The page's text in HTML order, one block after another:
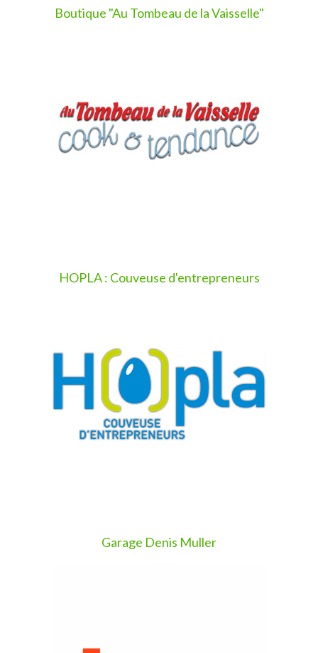
Boutique "Au Tombeau de la Vaisselle"
HOPLA : Couveuse d'entrepreneurs
Garage Denis Muller